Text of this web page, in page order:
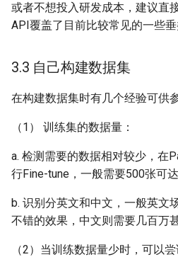
或者不想投入研发成本，建议直
API覆盖了目前比较常见的一些垂
3.3 自己构建数据集
在构建数据集时有几个经验可供
（1） 训练集的数据量：
a. 检测需要的数据相对较少，在
行Fine-tune，一般需要500张可
b. 识别分英文和中文，一般英文
不错的效果，中文则需要几百万
（2）当训练数据量少时，可以